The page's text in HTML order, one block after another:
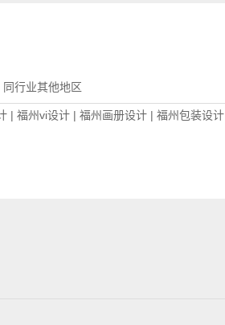
同行业其他地区
| 福州vi设计 | 福州画册设计 | 福州包装设计